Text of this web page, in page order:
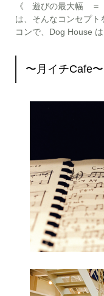
《 遊びの最大幅
は、そんなコンセプト
コンで、Dog House
〜月イチCafe〜